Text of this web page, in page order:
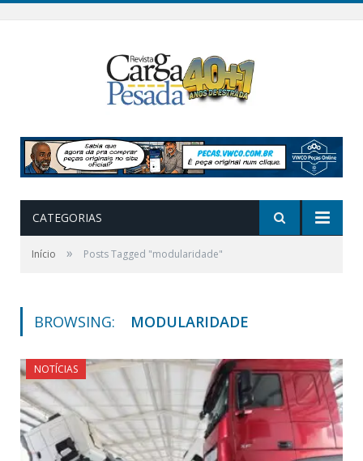
CATEGORIAS
Início » Posts Tagged "modularidade"
BROWSING: MODULARIDADE
NOTÍCIAS